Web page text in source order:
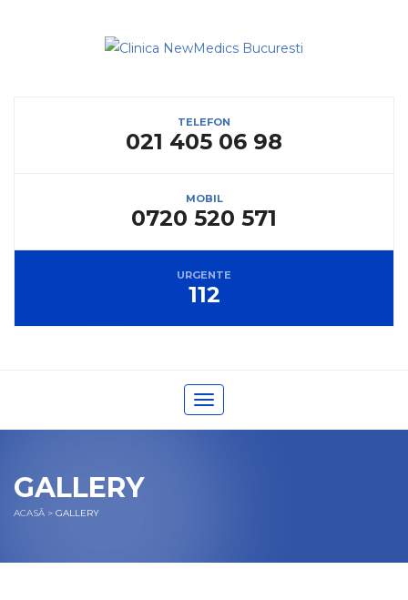
TELEFON
021 405 06 98
MOBIL
0720 520 571
URGENTE
112
Toggle navigation
GALLERY
ACASĂ > GALLERY